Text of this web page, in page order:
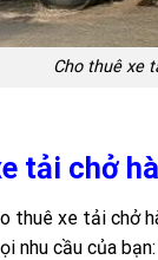
Cho thuê xe
tải chở
thuê xe tải chở
nhu cầu của bạn: